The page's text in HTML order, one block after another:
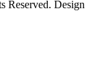
Reserved. Design